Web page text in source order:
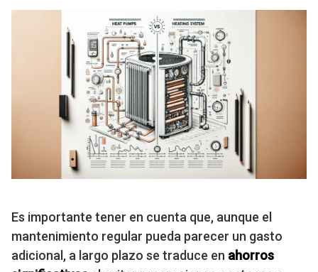
Es importante tener en cuenta que, aunque el
mantenimiento regular pueda parecer un gasto
adicional, a largo plazo se traduce en ahorros